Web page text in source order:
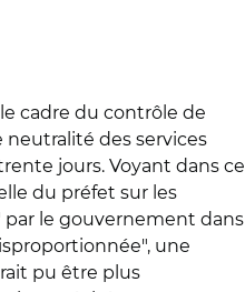
cadre du contrôle de
des services
jours. Voyant dans ce
du préfet sur les
par le gouvernement dans
une
pu être plus